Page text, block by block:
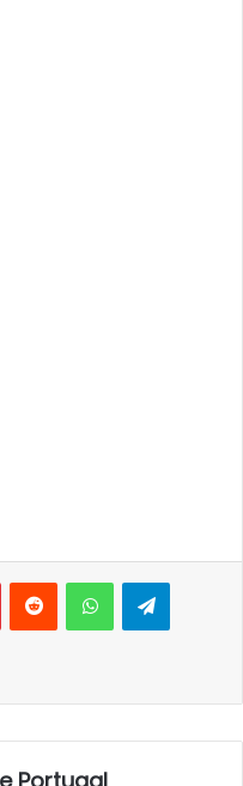
PinterestReddit WhatsApp